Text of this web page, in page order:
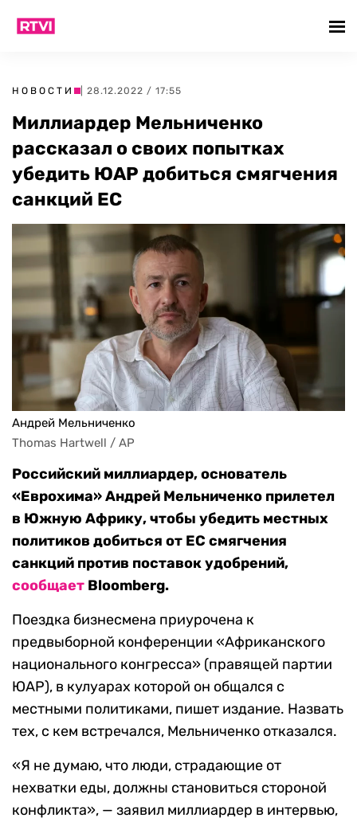
НОВОСТИ | 28.12.2022 / 17:55
Миллиардер Мельниченко
рассказал о своих попытках
убедить ЮАР добиться смягчения
санкций ЕС
Андрей Мельниченко
Thomas Hartwell / AP
Российский миллиардер, основатель
«Еврохима» Андрей Мельниченко прилетел
в Южную Африку, чтобы убедить местных
политиков добиться от ЕС смягчения
санкций против поставок удобрений,
сообщает Bloomberg.
Поездка бизнесмена приурочена к
предвыборной конференции «Африканского
национального конгресса» (правящей партии
ЮАР), в кулуарах которой он общался с
местными политиками, пишет издание. Назвать
тех, с кем встречался, Мельниченко отказался.
«Я не думаю, что люди, страдающие от
нехватки еды, должны становиться стороной
конфликта», — заявил миллиардер в интервью,